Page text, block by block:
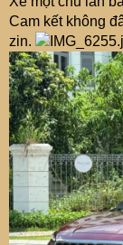
Cam kết không
zin.